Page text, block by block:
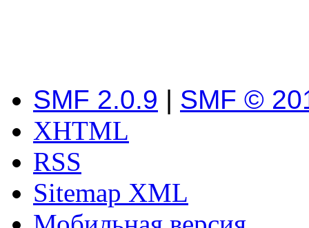
SMF 2.0.9 | SMF ©
XHTML
RSS
Sitemap XML